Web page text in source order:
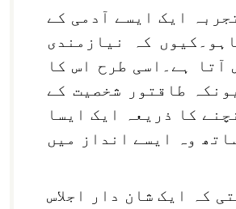
ایک ایسے آدمی کے
کہ نیازمندی
آتا ہے۔اسی طرح اس کا
طاقتور شخصیت کے
کا ذریعہ ایک ایسا
وہ ایسے انداز میں
کہ ایک شان دار اجلاس